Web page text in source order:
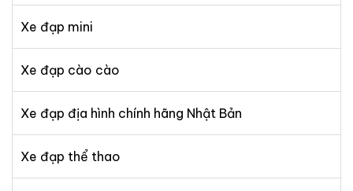
Xe đạp mini
Xe đạp cào cào
Xe đạp địa hình chính hãng Nhật Bản
Xe đạp thể thao